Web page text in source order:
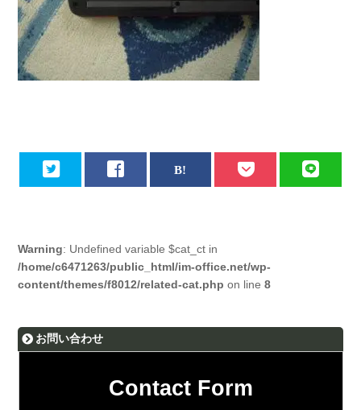
Warning: Undefined variable $cat_ct in
/home/c6471263/public_html/im-office.net/wp-
content/themes/f8012/related-cat.php on line8
お問い合わせ
Contact Form